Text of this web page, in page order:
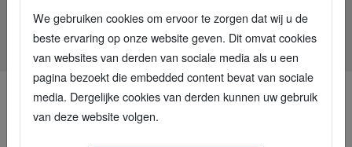
Nieuwsarchief
VVD ziet niets in gemeenten die aan ontwikkelingswerk doen
We gebruiken cookies om ervoor te zorgen dat wij u de
beste ervaring op onze website geven. Dit omvat cookies
van websites van derden van sociale media als u een
pagina bezoekt die embedded content bevat van sociale
media. Dergelijke cookies van derden kunnen uw gebruik
van deze website volgen.